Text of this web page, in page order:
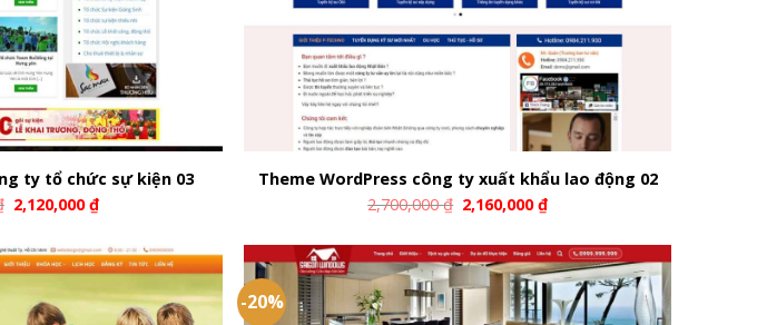
ty tổ chức sự kiện 03
2,120,000₫
Theme WordPress công ty xuất khẩu lao động 02
2,700,000₫ 2,160,000₫
-20%